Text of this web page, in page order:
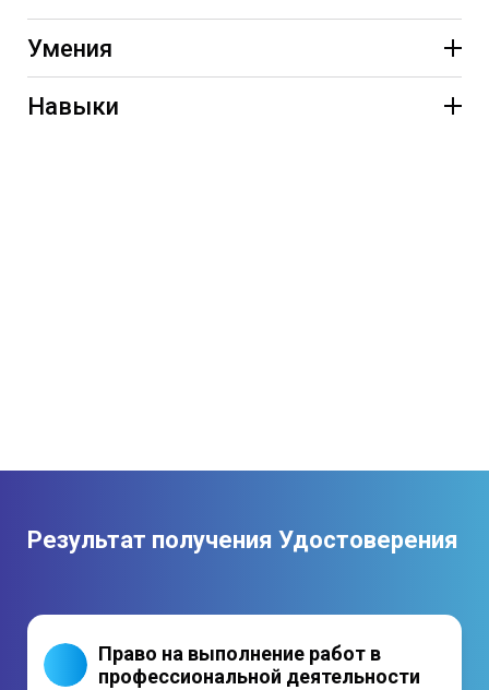
Умения
Навыки
Результат получения Удостоверения
Право на выполнение работ в
профессиональной деятельности